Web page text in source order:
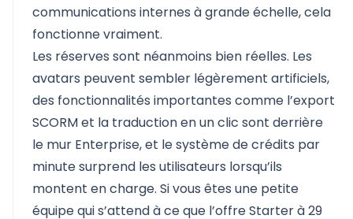
communications internes à grande échelle, cela
fonctionne vraiment.
Les réserves sont néanmoins bien réelles. Les
avatars peuvent sembler légèrement artificiels,
des fonctionnalités importantes comme l’export
SCORM et la traduction en un clic sont derrière
le mur Enterprise, et le système de crédits par
minute surprend les utilisateurs lorsqu’ils
montent en charge. Si vous êtes une petite
équipe qui s’attend à ce que l’offre Starter à 29